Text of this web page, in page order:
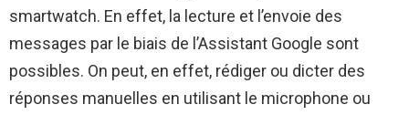
smartwatch. En effet, la lecture et l’envoie des
messages par le biais de l’Assistant Google sont
possibles. On peut, en effet, rédiger ou dicter des
réponses manuelles en utilisant le microphone ou